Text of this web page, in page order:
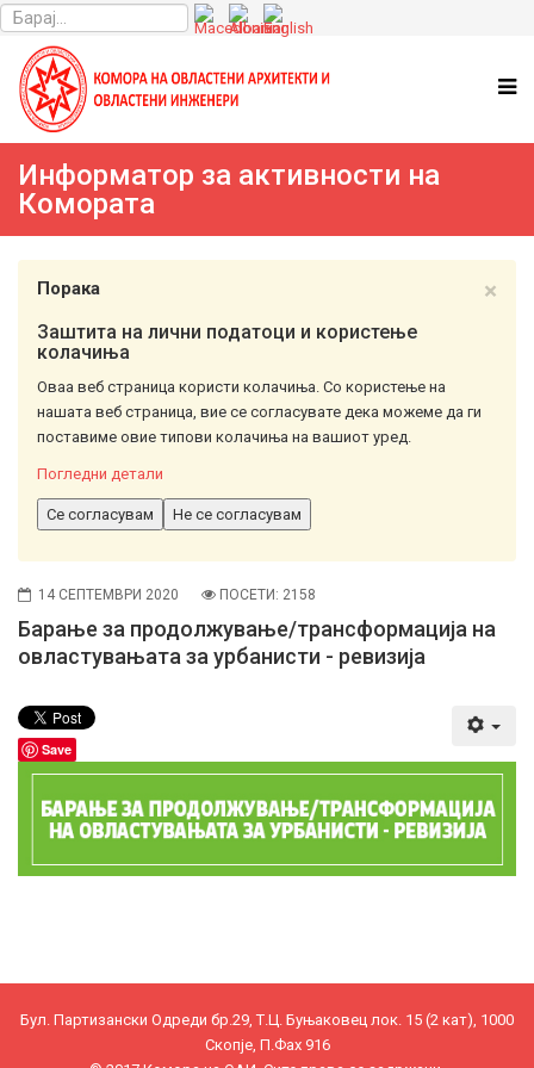
Информатор за активности на
Комората
×
Порака
Заштита на лични податоци и користење
колачиња
Оваа веб страница користи колачиња. Со користење на
нашата веб страница, вие се согласувате дека можеме да ги
поставиме овие типови колачиња на вашиот уред.
Погледни детали
Се согласувам Не се согласувам
14 СЕПТЕМВРИ 2020 ПОСЕТИ: 2158
Барање за продолжување/трансформација на
овластувањата за урбанисти - ревизија
Save
Бул. Партизански Одреди бр.29, Т.Ц. Буњаковец лок. 15 (2 кат), 1000
Скопје, П.Фах 916